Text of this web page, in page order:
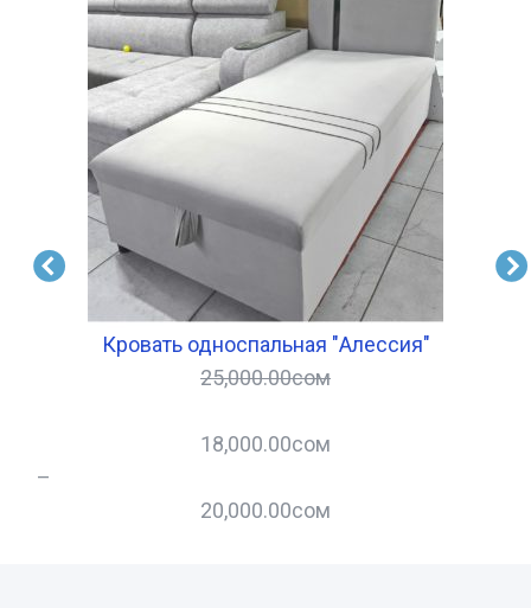
Кровать односпальная "Алессия"
25,000.00сом
18,000.00сом
–
20,000.00сом